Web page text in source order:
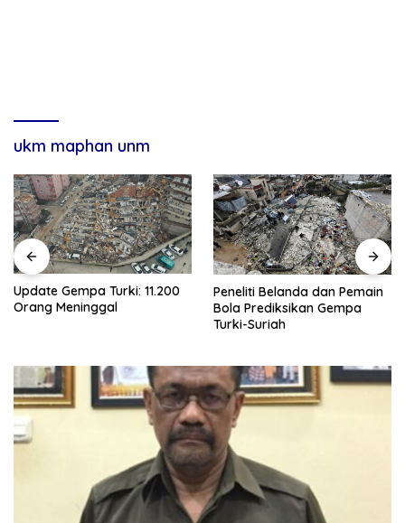
ukm maphan unm
Update Gempa Turki: 11.200
Orang Meninggal
Peneliti Belanda dan Pemain
Bola Prediksikan Gempa
Turki-Suriah